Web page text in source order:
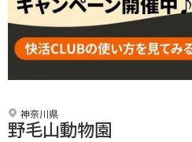
神奈川県
野毛山動物園